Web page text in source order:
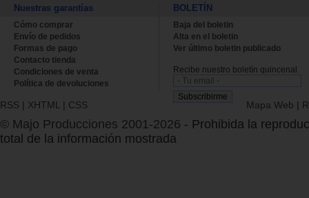
Nuestras garantías
Cómo comprar
Envío de pedidos
Formas de pago
Contacto tienda
Condiciones de venta
Política de devoluciones
BOLETÍN
Baja del boletin
Alta en el boletin
Ver último boletin publicado
Recibe nuestro boletín quincenal.
RSS | XHTML | CSS Mapa Web |
© Majo Producciones 2001-2026 - Prohibida la
total de la información mostrada